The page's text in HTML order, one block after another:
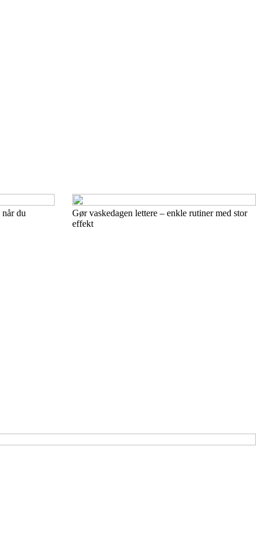
du
Gør vaskedagen lettere – enkle rutiner med stor
effekt